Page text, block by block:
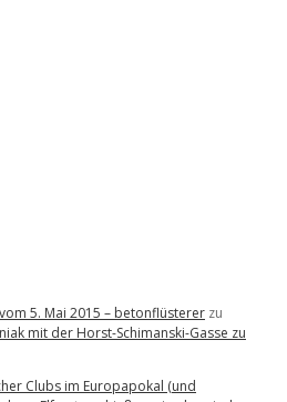
5. Mai 2015 – betonflüsterer zu
mit der Horst-Schimanski-Gasse zu
Clubs im Europapokal (und